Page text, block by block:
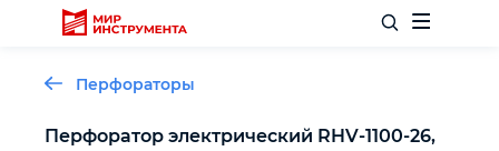
Перфораторы
Перфоратор электрический RHV-1100-26,